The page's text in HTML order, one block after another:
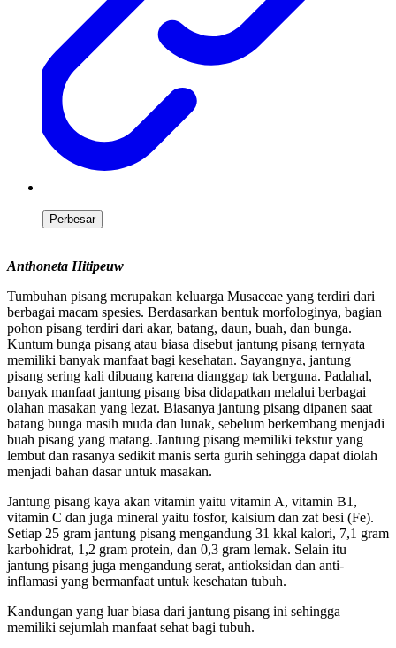
Perbesar
Anthoneta Hitipeuw
Tumbuhan pisang merupakan keluarga Musaceae yang terdiri dari
berbagai macam spesies. Berdasarkan bentuk morfologinya, bagian
pohon pisang terdiri dari akar, batang, daun, buah, dan bunga.
Kuntum bunga pisang atau biasa disebut jantung pisang ternyata
memiliki banyak manfaat bagi kesehatan. Sayangnya, jantung
pisang sering kali dibuang karena dianggap tak berguna. Padahal,
banyak manfaat jantung pisang bisa didapatkan melalui berbagai
olahan masakan yang lezat. Biasanya jantung pisang dipanen saat
batang bunga masih muda dan lunak, sebelum berkembang menjadi
buah pisang yang matang. Jantung pisang memiliki tekstur yang
lembut dan rasanya sedikit manis serta gurih sehingga dapat diolah
menjadi bahan dasar untuk masakan.
Jantung pisang kaya akan vitamin yaitu vitamin A, vitamin B1,
vitamin C dan juga mineral yaitu fosfor, kalsium dan zat besi (Fe).
Setiap 25 gram jantung pisang mengandung 31 kkal kalori, 7,1 gram
karbohidrat, 1,2 gram protein, dan 0,3 gram lemak. Selain itu
jantung pisang juga mengandung serat, antioksidan dan anti-
inflamasi yang bermanfaat untuk kesehatan tubuh.
Kandungan yang luar biasa dari jantung pisang ini sehingga
memiliki sejumlah manfaat sehat bagi tubuh.